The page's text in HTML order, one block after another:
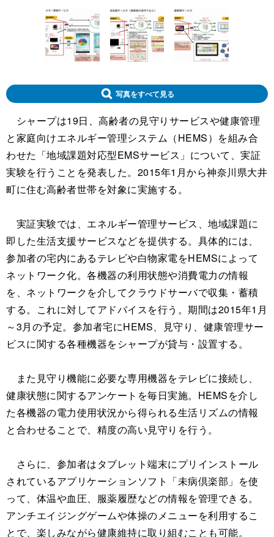
写真をすべて見る
シャープは19日、高齢者の見守りサービスや健康管理
と家庭向けエネルギー管理システム（HEMS）を組み合
わせた「地域課題対応型EMSサービス」について、実証
実験を行うことを発表した。2015年1月から神奈川県大井
町に住む高齢者世帯を対象に実施する。
実証実験では、エネルギー管理サービス、地域課題に
即した生活支援サービスなどを提供する。具体的には、
参加者の宅内にあるテレビや白物家電をHEMSによって
ネットワーク化。各機器の利用状態や消費電力の情報
を、ネットワークを介してクラウドサーバで収集・蓄積
する。これに対してアドバイスを行う。期間は2015年1月
～3月の予定。参加者宅にHEMS、見守り、健康管理サー
ビスに関する各種機器をシャープが貸与・設置する。
また見守り機能に必要な専用機器をテレビに接続し、
健康状態に関するアンケートを毎日実施。HEMSを介し
た各機器の電力使用状況から得られる生活リズムの情報
と合わせることで、精度の高い見守りを行う。
さらに、参加者はタブレット端末にプリインストール
されているアプリケーションソフト「未病倶楽部」を使
って、体温や血圧、服薬履歴などの情報を管理できる。
アンチエイジングゲームや体操のメニューを利用するこ
とで、楽しみながら健康維持に取り組むことも可能。